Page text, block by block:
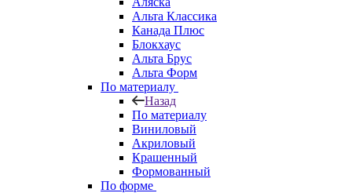
Альта Классика
Канада Плюс
Блокхаус
Альта Брус
Альта Форм
По материалу
Назад
По материалу
Виниловый
Акриловый
Крашенный
Формованный
По форме